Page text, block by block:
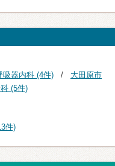
吸器内科 (4件)
大田原市
(5件)
件)